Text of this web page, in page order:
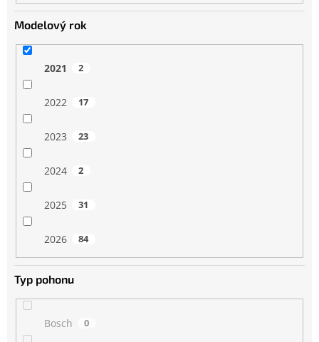
Modelový rok
2021 2
2022 17
2023 23
2024 2
2025 31
2026 84
Typ pohonu
Bosch 0